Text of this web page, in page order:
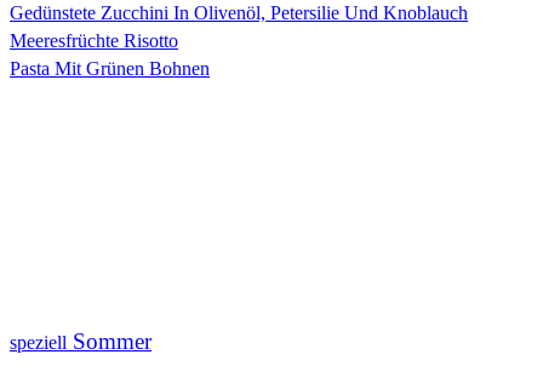
Gedünstete Zucchini In Olivenöl, Petersilie Und Knoblauch
Meeresfrüchte Risotto
Pasta Mit Grünen Bohnen
speziell Sommer